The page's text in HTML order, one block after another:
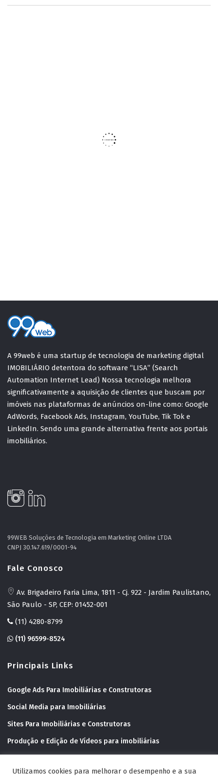
A 99web é uma startup de tecnologia de marketing digital
IMOBILIÁRIO detentora do software “LISA” (Search
Automation Internet Lead) Nossa tecnologia melhora
significativamente a aquisição de clientes que buscam por
imóveis nas plataformas de anúncios on-line como: Google
AdWords, Facebook Ads, Instagram, YouTube, Tik Tok e
LinkedIn. Sendo uma grande alternativa frente aos portais
imobiliários.
99WEB Soluções de Tecnologia em Marketing Online LTDA
CNPJ 30.147.619/0001-94
Fale Conosco
Av. Brigadeiro Faria Lima, 1811 - Cj. 922 - Jardim Paulistano,
São Paulo - SP, CEP: 01452-001
(11) 4280-8799
(11) 96599-8524
Principais Links
Google Ads Para Imobiliárias e Construtoras
Social Media para Imobiliárias
Sites Para Imobiliárias e Construtoras
Produção e Edição de Vídeos para imobiliárias
Utilizamos cookies para melhorar o desempenho e a sua